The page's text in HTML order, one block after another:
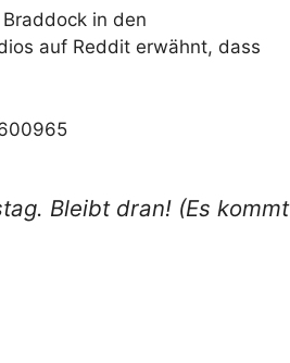
in den
auf Reddit erwähnt, dass
Bleibt dran! (Es kommt